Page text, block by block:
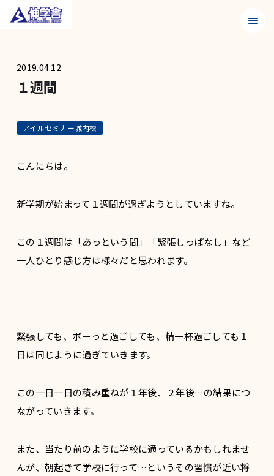
メニ
2019.04.12
１週間
アイルセミナー城内校
こんにちは。
新学期が始まって１週間が過ぎようとしていますね。
この１週間は「あっという間」「緊張しっぱなし」など
一人ひとり感じ方は様々だと思われます。
緊張しても、ボーっと過ごしても、精一杯過ごしても１
日は同じように過ぎていきます。
この一日一日の積み重ねが１年後、２年後…の結果につ
ながっていきます。
また、当たり前のように学校に通っているかもしれませ
んが、朝起きて学校に行って…というその習慣が近い将